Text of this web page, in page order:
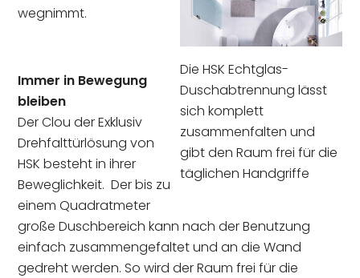
Die HSK Echtglas-
Duschabtrennung lässt
sich komplett
zusammenfalten und
gibt den Raum frei für die
täglichen Handgriffe
wegnimmt.
Immer in Bewegung
bleiben
Der Clou der Exklusiv
Drehfalttürlösung von
HSK besteht in ihrer
Beweglichkeit. Der bis zu
einem Quadratmeter
große Duschbereich kann nach der Benutzung
einfach zusammengefaltet und an die Wand
gedreht werden. So wird der Raum frei für die